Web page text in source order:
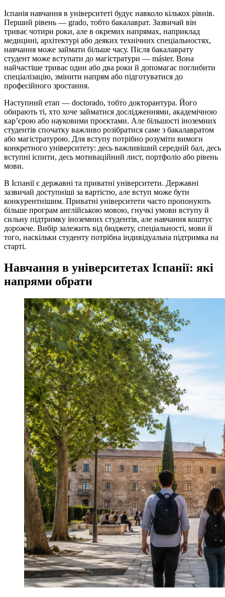
Іспанія навчання в університеті будує навколо кількох рівнів.
Перший рівень — grado, тобто бакалаврат. Зазвичай він
триває чотири роки, але в окремих напрямах, наприклад
медицині, архітектурі або деяких технічних спеціальностях,
навчання може займати більше часу. Після бакалаврату
студент може вступати до магістратури — máster. Вона
найчастіше триває один або два роки й допомагає поглибити
спеціалізацію, змінити напрям або підготуватися до
професійного зростання.
Наступний етап — doctorado, тобто докторантура. Його
обирають ті, хто хоче займатися дослідженнями, академічною
кар’єрою або науковими проєктами. Але більшості іноземних
студентів спочатку важливо розібратися саме з бакалавратом
або магістратурою. Для вступу потрібно розуміти вимоги
конкретного університету: десь важливіший середній бал, десь
вступні іспити, десь мотиваційний лист, портфоліо або рівень
мови.
В Іспанії є державні та приватні університети. Державні
зазвичай доступніші за вартістю, але вступ може бути
конкурентнішим. Приватні університети часто пропонують
більше програм англійською мовою, гнучкі умови вступу й
сильну підтримку іноземних студентів, але навчання коштує
дорожче. Вибір залежить від бюджету, спеціальності, мови й
того, наскільки студенту потрібна індивідуальна підтримка на
старті.
Навчання в університетах Іспанії: які
напрями обрати